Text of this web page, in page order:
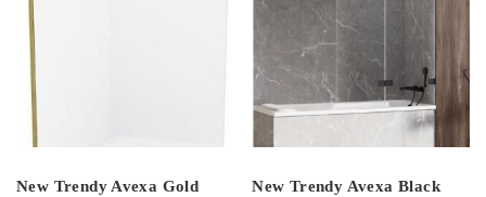
New Trendy Avexa Gold
New Trendy Avexa Black